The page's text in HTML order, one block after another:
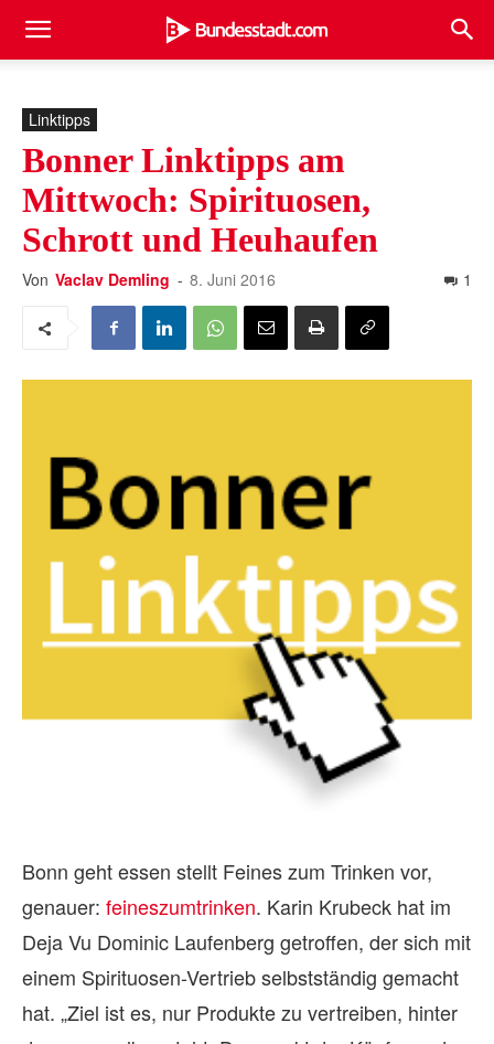
Linktipps
Bonner Linktipps am
Mittwoch: Spirituosen,
Schrott und Heuhaufen
Von Vaclav Demling - 8. Juni 2016 1
Bonn geht essen stellt Feines zum Trinken vor,
genauer: feineszumtrinken. Karin Krubeck hat im
Deja Vu Dominic Laufenberg getroffen, der sich mit
einem Spirituosen-Vertrieb selbstständig gemacht
hat. „Ziel ist es, nur Produkte zu vertreiben, hinter